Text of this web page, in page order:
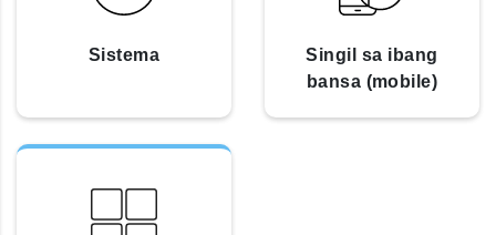
Sistema
Singil sa ibang
bansa (mobile)